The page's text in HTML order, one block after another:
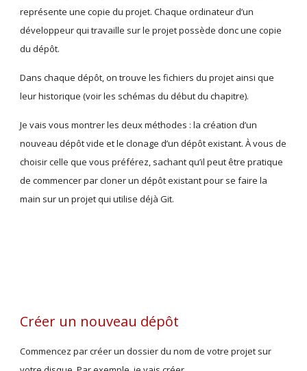
représente une copie du projet. Chaque ordinateur d’un
développeur qui travaille sur le projet possède donc une copie
du dépôt.
Dans chaque dépôt, on trouve les fichiers du projet ainsi que
leur historique (voir les schémas du début du chapitre).
Je vais vous montrer les deux méthodes : la création d’un
nouveau dépôt vide et le clonage d’un dépôt existant. À vous de
choisir celle que vous préférez, sachant qu’il peut être pratique
de commencer par cloner un dépôt existant pour se faire la
main sur un projet qui utilise déjà Git.
Créer un nouveau dépôt
Commencez par créer un dossier du nom de votre projet sur